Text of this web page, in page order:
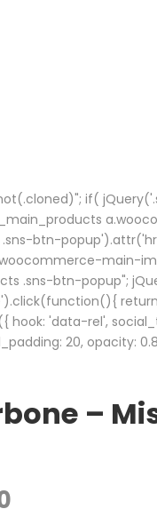
if(
btn-
main-
.sns-btn-popup";
'data-rel',
20, opacity:
–